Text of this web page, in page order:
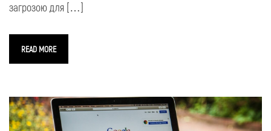
загрозою для […]
READ MORE